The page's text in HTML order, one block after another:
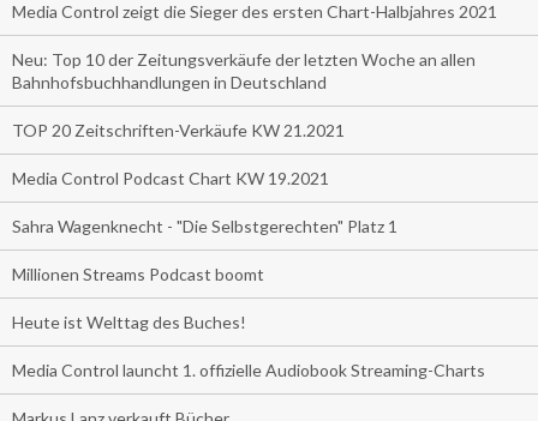
Media Control zeigt die Sieger des ersten Chart-Halbjahres 2021
Neu: Top 10 der Zeitungsverkäufe der letzten Woche an allen
Bahnhofsbuchhandlungen in Deutschland
TOP 20 Zeitschriften-Verkäufe KW 21.2021
Media Control Podcast Chart KW 19.2021
Sahra Wagenknecht - "Die Selbstgerechten" Platz 1
Millionen Streams Podcast boomt
Heute ist Welttag des Buches!
Media Control launcht 1. offizielle Audiobook Streaming-Charts